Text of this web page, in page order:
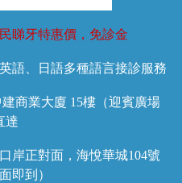
睇牙特惠價，免診金
語、日語多種語言接診服務
商業大廈 15樓（迎賓廣場
達
岸正對面，海悅華城104號
即到）